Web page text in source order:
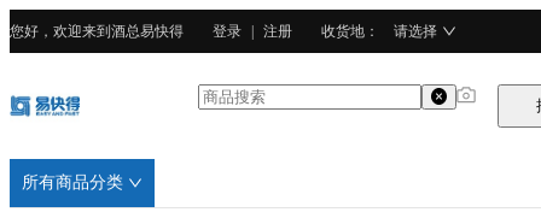
您好，欢迎来到酒总易快得 登录 注册 收货地 ： 请选择
所有商品分类